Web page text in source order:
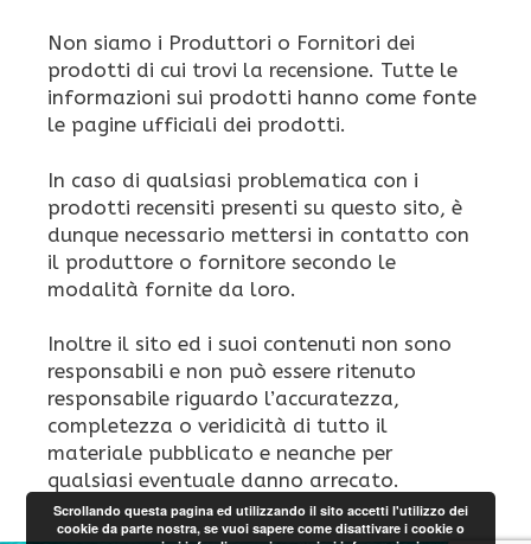
Non siamo i Produttori o Fornitori dei
prodotti di cui trovi la recensione. Tutte le
informazioni sui prodotti hanno come fonte
le pagine ufficiali dei prodotti.
In caso di qualsiasi problematica con i
prodotti recensiti presenti su questo sito, è
dunque necessario mettersi in contatto con
il produttore o fornitore secondo le
modalità fornite da loro.
Inoltre il sito ed i suoi contenuti non sono
responsabili e non può essere ritenuto
responsabile riguardo l’accuratezza,
completezza o veridicità di tutto il
materiale pubblicato e neanche per
qualsiasi eventuale danno arrecato.
Scrollando questa pagina ed utilizzando il sito accetti l'utilizzo dei
cookie da parte nostra, se vuoi sapere come disattivare i cookie o